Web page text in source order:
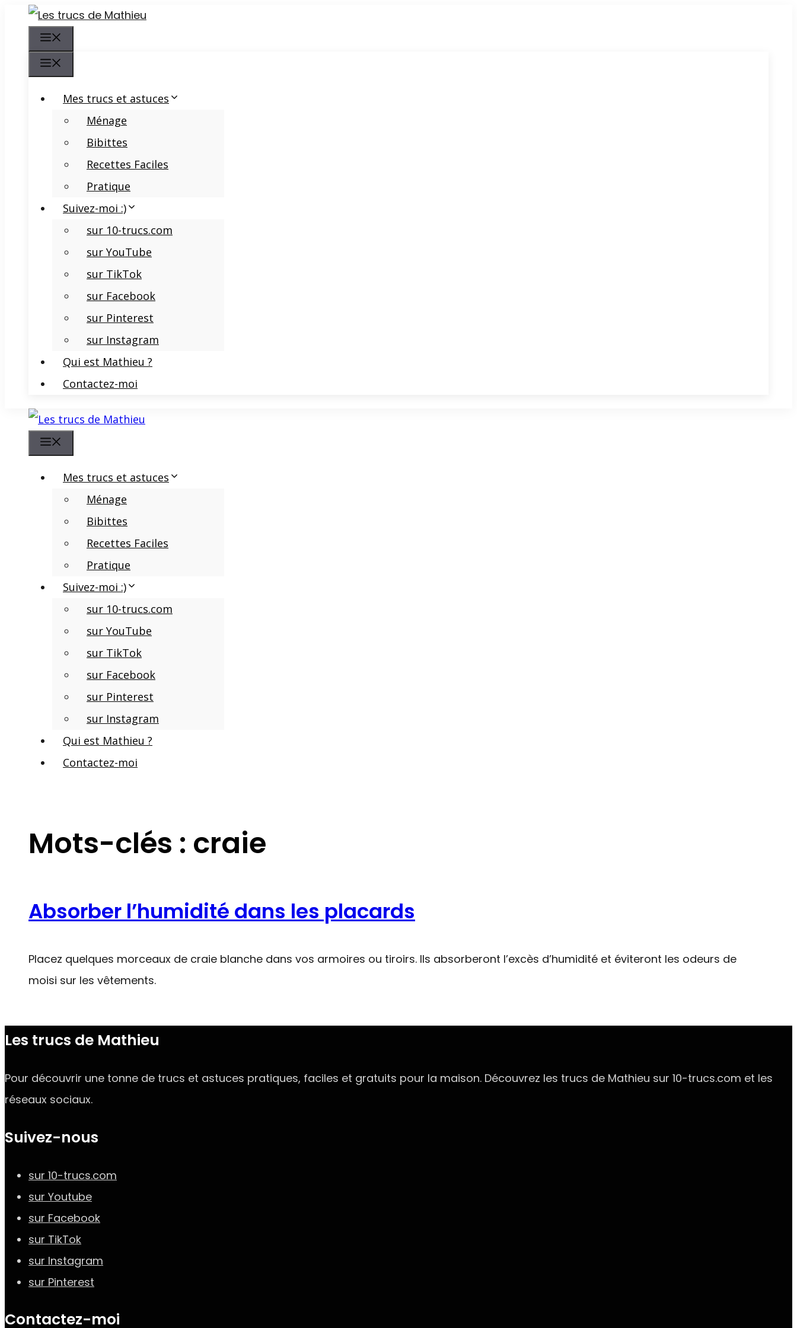
contenu
Mes trucs et astuces
Ménage
Bibittes
Recettes Faciles
Pratique
Suivez-moi :)
sur 10-trucs.com
sur YouTube
sur TikTok
sur Facebook
sur Pinterest
sur Instagram
Qui est Mathieu ?
Contactez-moi
Mes trucs et astuces
Ménage
Bibittes
Recettes Faciles
Pratique
Suivez-moi :)
sur 10-trucs.com
sur YouTube
sur TikTok
sur Facebook
sur Pinterest
sur Instagram
Qui est Mathieu ?
Contactez-moi
Mots-clés : craie
Absorber l’humidité dans les placards
Placez quelques morceaux de craie blanche dans vos armoires ou tiroirs. Ils absorberont l’excès d’humidité et éviteront les odeurs de
moisi sur les vêtements.
Les trucs de Mathieu
Pour découvrir une tonne de trucs et astuces pratiques, faciles et gratuits pour la maison. Découvrez les trucs de Mathieu sur 10-trucs.com et les
réseaux sociaux.
Suivez-nous
sur 10-trucs.com
sur Youtube
sur Facebook
sur TikTok
sur Instagram
sur Pinterest
Contactez-moi